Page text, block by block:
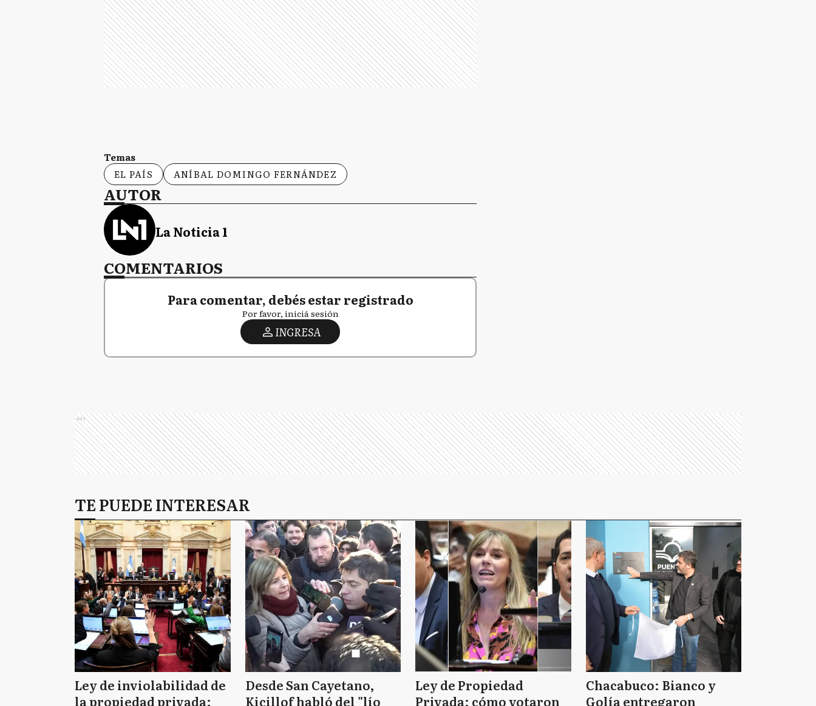
Temas
EL PAÍS
ANÍBAL DOMINGO FERNÁNDEZ
AUTOR
La Noticia 1
COMENTARIOS
Para comentar, debés estar registrado
Por favor, iniciá sesión
INGRESA
Ads
TE PUEDE INTERESAR
Ley de inviolabilidad de
la propiedad privada:
Desde San Cayetano,
Kicillof habló del "lío
Ley de Propiedad
Privada: cómo votaron
Chacabuco: Bianco y
Golía entregaron